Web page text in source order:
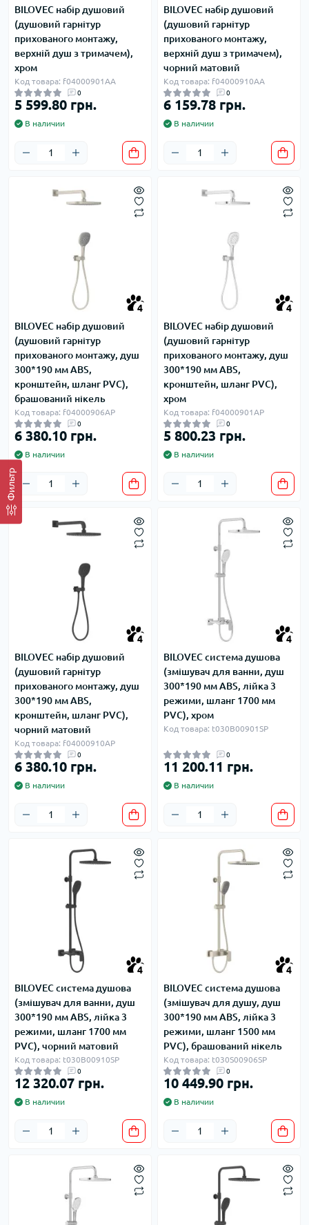
Фильтр
BILOVEC набір душовий
(душовий гарнітур
прихованого монтажу,
верхній душ з тримачем),
хром
Код товара: f04000901AA
0
5 599.80 грн.
В наличии
BILOVEC набір душовий
(душовий гарнітур
прихованого монтажу,
верхній душ з тримачем),
чорний матовий
Код товара: f04000910AA
0
6 159.78 грн.
В наличии
4
BILOVEC набір душовий
(душовий гарнітур
прихованого монтажу, душ
300*190 мм ABS,
кронштейн, шланг PVC),
брашований нікель
Код товара: f04000906AP
0
6 380.10 грн.
В наличии
4
BILOVEC набір душовий
(душовий гарнітур
прихованого монтажу, душ
300*190 мм ABS,
кронштейн, шланг PVC),
хром
Код товара: f04000901AP
0
5 800.23 грн.
В наличии
4
BILOVEC набір душовий
(душовий гарнітур
прихованого монтажу, душ
300*190 мм ABS,
кронштейн, шланг PVC),
чорний матовий
Код товара: f04000910AP
0
6 380.10 грн.
В наличии
4
BILOVEC система душова
(змішувач для ванни, душ
300*190 мм ABS, лійка 3
режими, шланг 1700 мм
PVC), хром
Код товара: t030B00901SP
0
11 200.11 грн.
В наличии
4
BILOVEC система душова
(змішувач для ванни, душ
300*190 мм ABS, лійка 3
режими, шланг 1700 мм
PVC), чорний матовий
Код товара: t030B00910SP
0
12 320.07 грн.
В наличии
4
BILOVEC система душова
(змішувач для душу, душ
300*190 мм ABS, лійка 3
режими, шланг 1500 мм
PVC), брашований нікель
Код товара: t030S00906SP
0
10 449.90 грн.
В наличии